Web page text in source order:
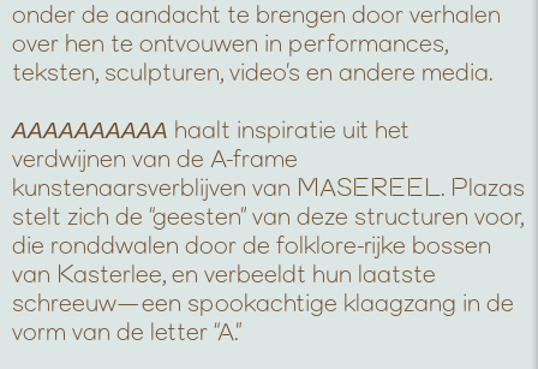
onder de aandacht te brengen door verhalen
over hen te ontvouwen in performances,
teksten, sculpturen, video’s en andere media.
AAAAAAAAAA haalt inspiratie uit het
verdwijnen van de A-frame
kunstenaarsverblijven van MASEREEL. Plazas
stelt zich de “geesten” van deze structuren voor,
die ronddwalen door de folklore-rijke bossen
van Kasterlee, en verbeeldt hun laatste
schreeuw—een spookachtige klaagzang in de
vorm van de letter “A.”